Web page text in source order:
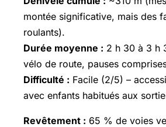
montée significative, mais des
roulants).
Durée moyenne : 2 h 30 à 3 h
vélo de route, pauses
Difficulté : Facile (2/5) –
avec enfants habitués aux
Revêtement : 65 % de voies